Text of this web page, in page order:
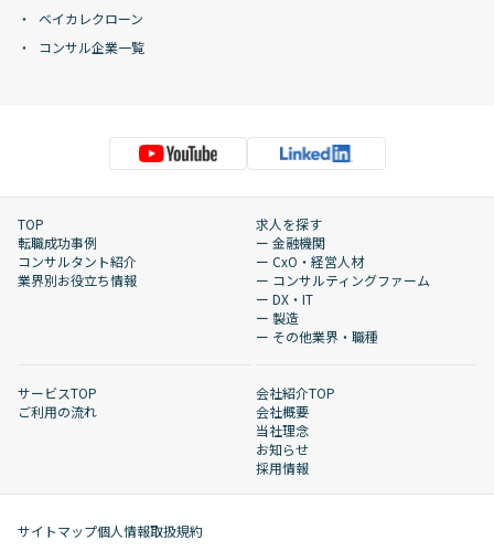
ベイカレクローン
コンサル企業一覧
TOP
転職成功事例
コンサルタント紹介
業界別お役立ち情報
求人を探す
ー 金融機関
ー CxO・経営人材
ー コンサルティングファーム
ー DX・IT
ー 製造
ー その他業界・職種
サービスTOP
ご利用の流れ
会社紹介TOP
会社概要
当社理念
お知らせ
採用情報
サイトマップ個人情報取扱規約